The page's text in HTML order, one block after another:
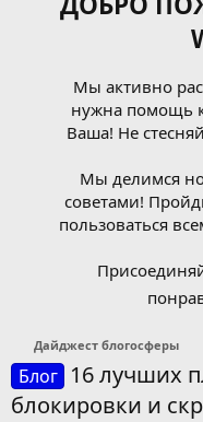
Мы активно
нужна помощь
Ваша! Не
Мы делимся
советами!
пользоваться
Дайджест блогосферы
Блог
16 лучших
блокировки и